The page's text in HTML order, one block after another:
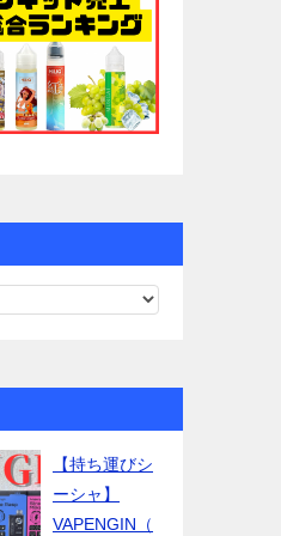
【持ち運びシ
ーシャ】
VAPENGIN（